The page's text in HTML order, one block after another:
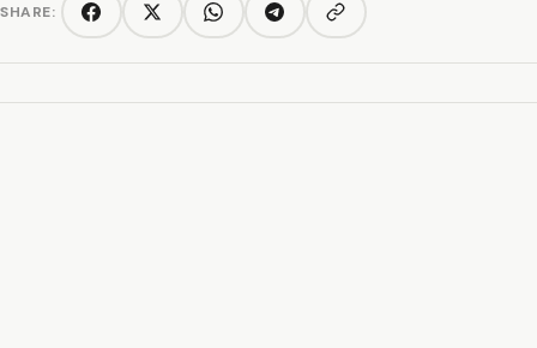
SHARE:
FacebookTwitter/XWhatsAppTelegramCopy link